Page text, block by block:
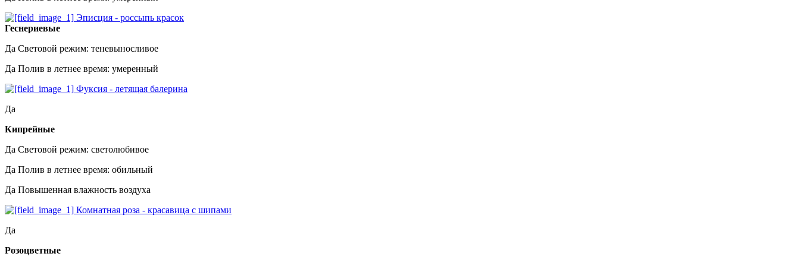
Эписция - россыпь красок
Геснериевые
Да Световой режим: теневыносливое
Да Полив в летнее время: умеренный
Фуксия - летящая балерина
Да
Кипрейные
Да Световой режим: светолюбивое
Да Полив в летнее время: обильный
Да Повышенная влажность воздуха
Комнатная роза - красавица с шипами
Да
Розоцветные